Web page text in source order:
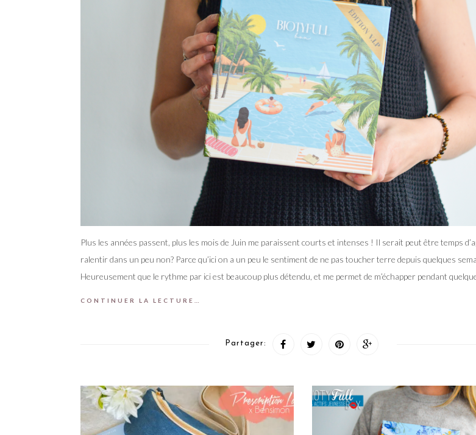
Plus les années passent, plus les mois de Juin me paraissent courts et intenses ! Il serait peut être temps
ralentir dans un peu non? Parce qu’ici on a un peu le sentiment de ne pas toucher terre depuis quelques
Heureusement que le rythme par ici est beaucoup plus détendu, et me permet de m’échapper pendant
CONTINUER LA LECTURE…
Partager: